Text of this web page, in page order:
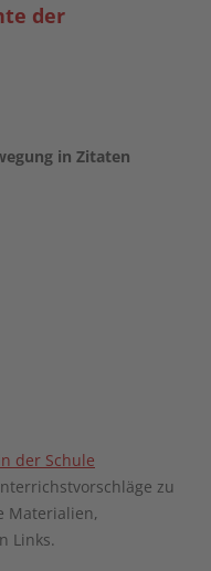
der
in Zitaten
der Schule
zu
Materialien,
Links.